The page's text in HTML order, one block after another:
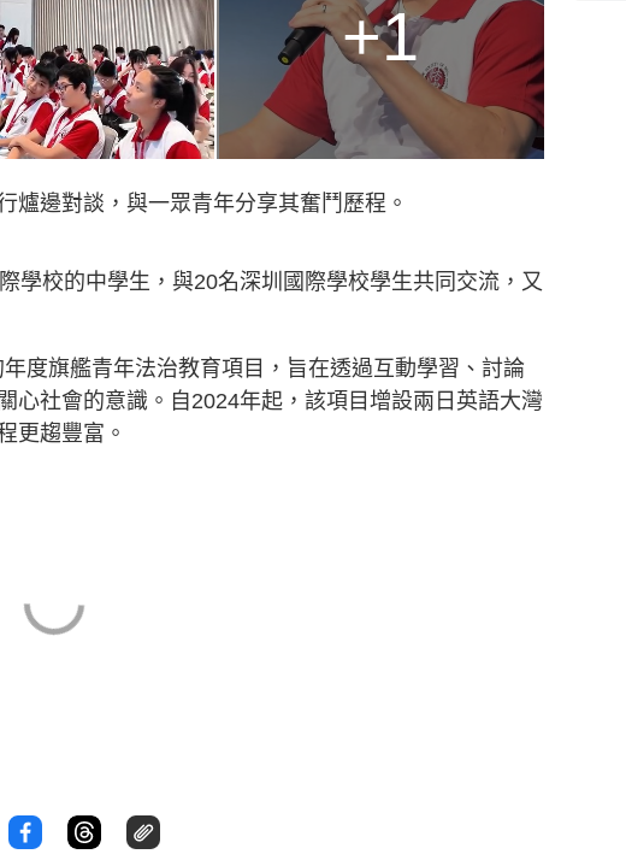
+1
爐邊對談，與一眾青年分享其奮鬥歷程。
學校的中學生，與20名深圳國際學校學生共同交流，又
度旗艦青年法治教育項目，旨在透過互動學習、討論
心社會的意識。自2024年起，該項目增設兩日英語大灣
更趨豐富。